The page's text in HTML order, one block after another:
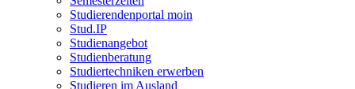
Studierendenportal moin
Stud.IP
Studienangebot
Studienberatung
Studiertechniken erwerben
Studieren im Ausland